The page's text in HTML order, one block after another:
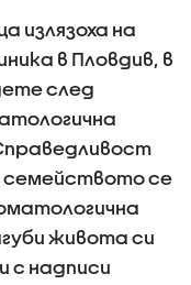
излязоха на
в Пловдив, в
след
семейството се
живота си
с надписи